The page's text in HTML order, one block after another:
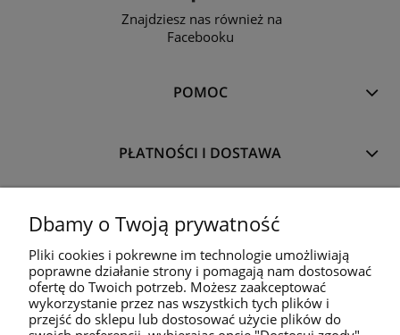
Znajdziesz nas również na
Facebooku
POMOC
PŁATNOŚCI I DOSTAWA
O NAS
ToolsforSmart - narzędzia zawodowców, P.P.H.U. ARMOT Arkadiusz
Dbamy o Twoją prywatność
Pliki cookies i pokrewne im technologie umożliwiają
poprawne działanie strony i pomagają nam dostosować
ofertę do Twoich potrzeb. Możesz zaakceptować
wykorzystanie przez nas wszystkich tych plików i
przejść do sklepu lub dostosować użycie plików do